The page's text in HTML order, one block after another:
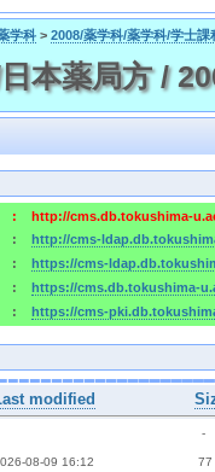
学科> 2008/薬学科/薬学科/学士課
本薬局方 /
:
http://cms.db.tokushima-
:
http://cms-
:
https://cms-
:
https://cms.db.tokushima-
: https://cms-
modified
  -
08-09 16:12 77